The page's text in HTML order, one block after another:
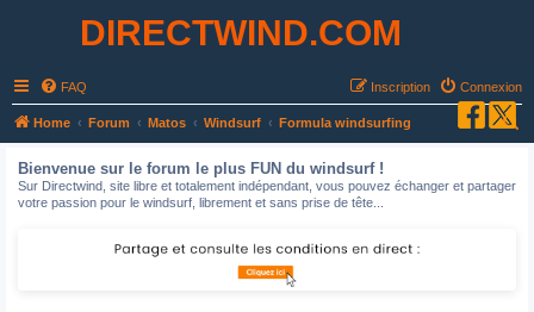
DIRECTWIND.COM
FAQ Connexion
Inscription
Home Forum Matos Windsurf Formula windsurfing
Bienvenue sur le forum le plus FUN du windsurf !
Sur Directwind, site libre et totalement indépendant, vous pouvez échanger et partager
votre passion pour le windsurf, librement et sans prise de tête...